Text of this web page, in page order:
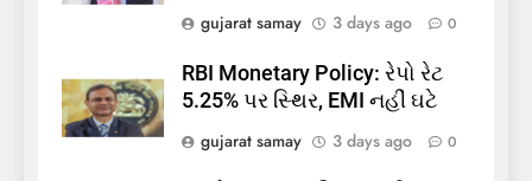
gujarat samay
3 days ago 0
RBI Monetary Policy: રેપો રેટ
5.25% પર સ્થિર, EMI નહીં ઘટે
gujarat samay
3 days ago 0
લાપતા
GUJARAT TOP NEWS
6
પાસપોર્ટ વેરિફિકેશન માટે હવે
પોલીસ સ્ટેશનના ધક્કામાંથી